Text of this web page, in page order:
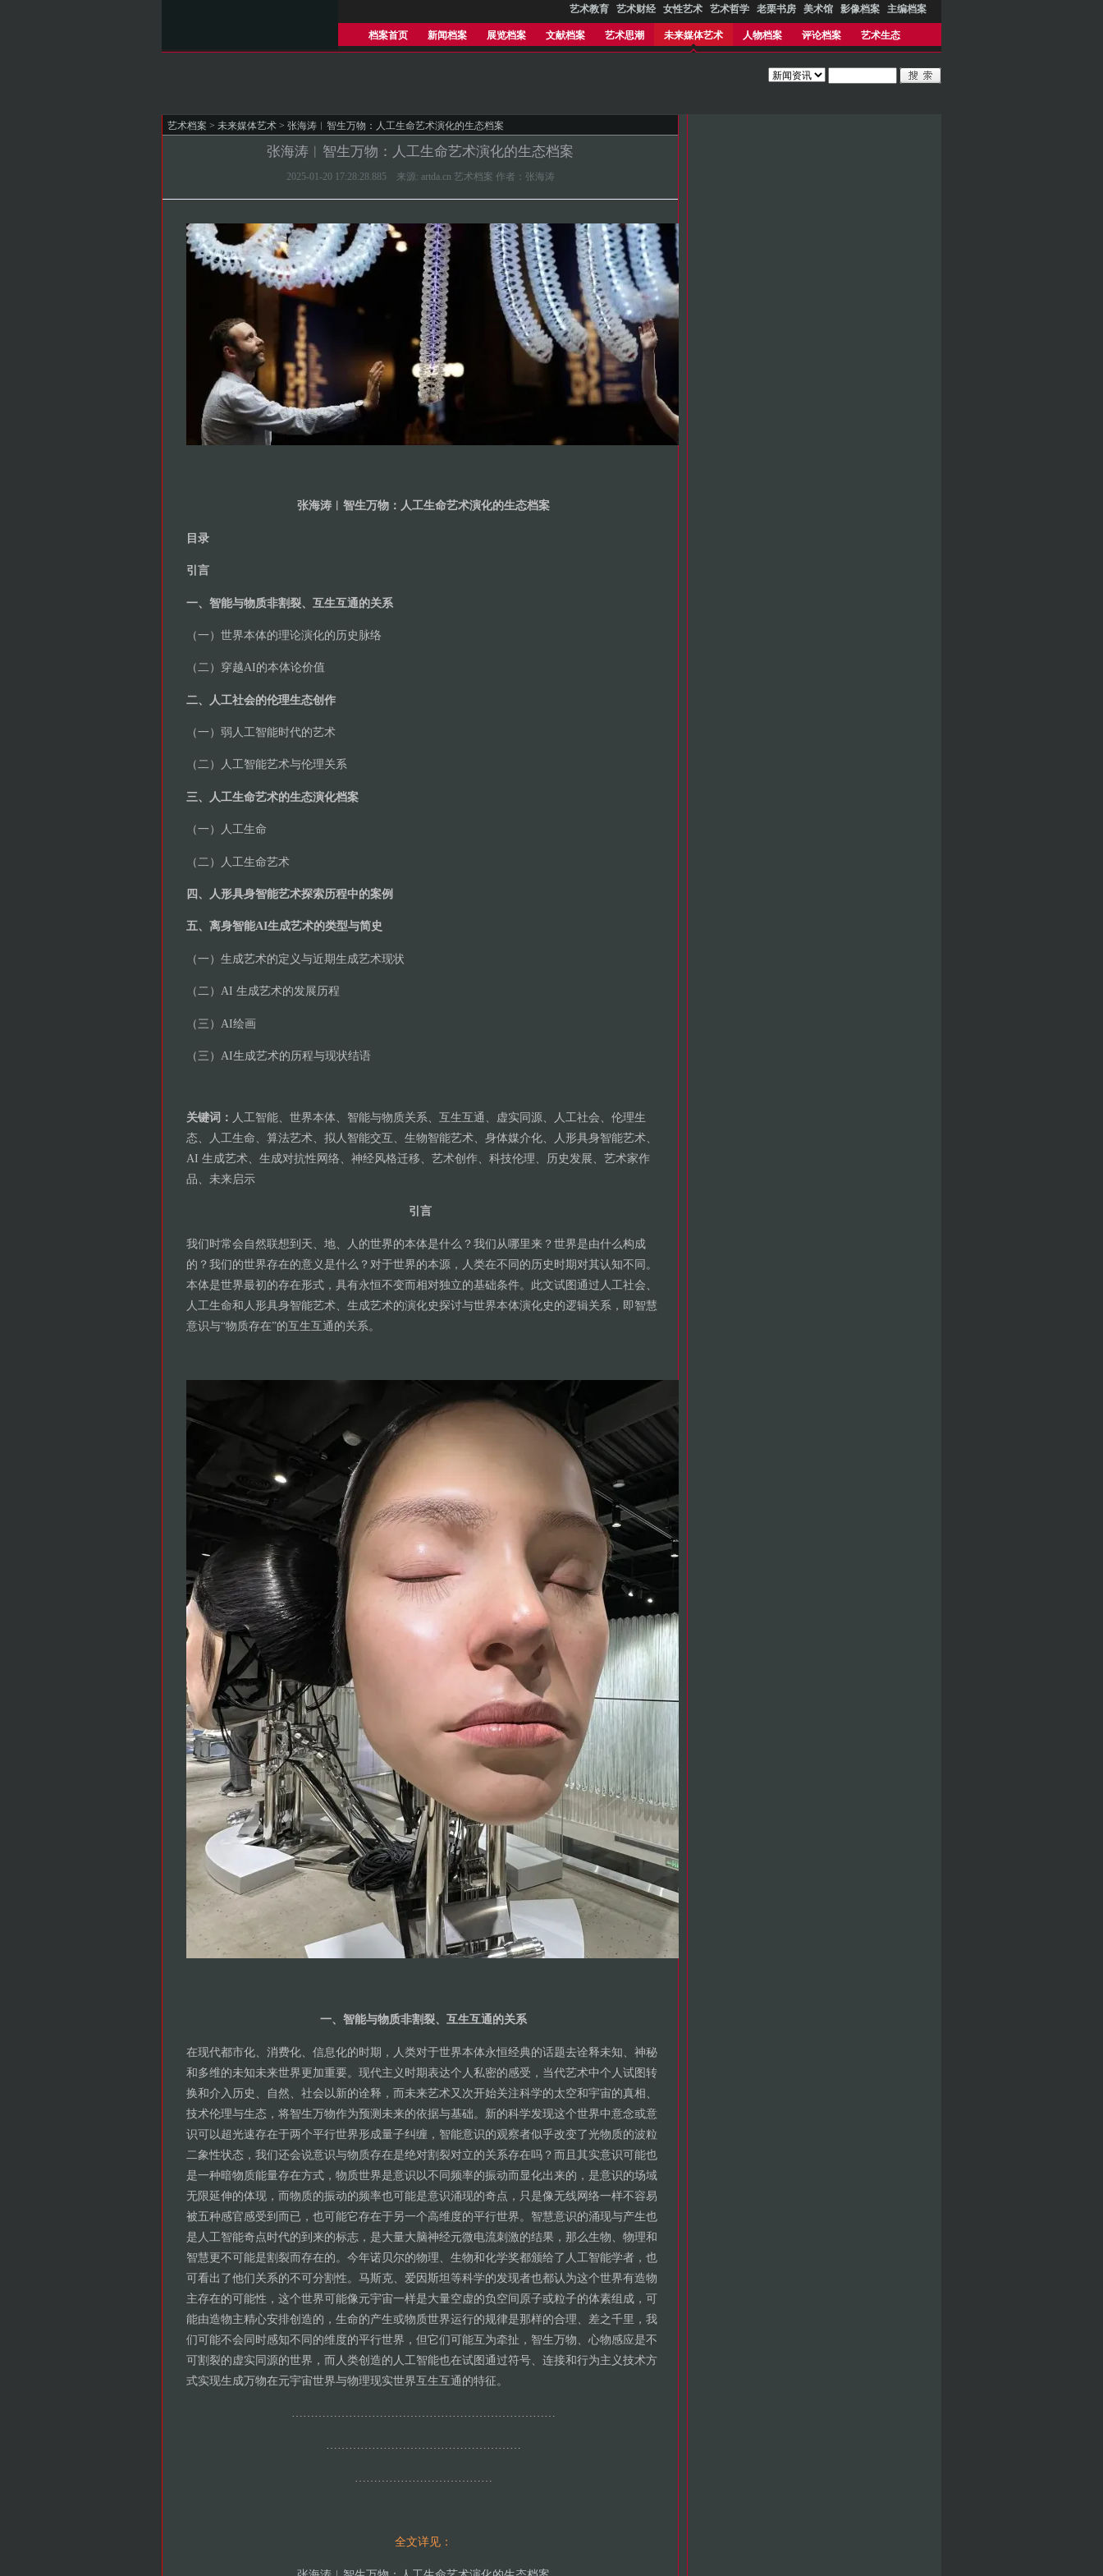
艺术教育 艺术财经 女性艺术 艺术哲学 老栗书房 美术馆 影像档案 主编档案
档案首页 新闻档案 展览档案 文献档案 艺术思潮 未来媒体艺术 人物档案 评论档案 艺术生态
艺术档案 > 未来媒体艺术 > 张海涛︱智生万物：人工生命艺术演化的生态档案
张海涛︱智生万物：人工生命艺术演化的生态档案
2025-01-20 17:28:28.885 来源: artda.cn 艺术档案 作者：张海涛
张海涛︱智生万物：人工生命艺术演化的生态档案
目录
引言
一、智能与物质非割裂、互生互通的关系
（一）世界本体的理论演化的历史脉络
（二）穿越AI的本体论价值
二、人工社会的伦理生态创作
（一）弱人工智能时代的艺术
（二）人工智能艺术与伦理关系
三、人工生命艺术的生态演化档案
（一）人工生命
（二）人工生命艺术
四、人形具身智能艺术探索历程中的案例
五、离身智能AI生成艺术的类型与简史
（一）生成艺术的定义与近期生成艺术现状
（二）AI 生成艺术的发展历程
（三）AI绘画
（三）AI生成艺术的历程与现状结语
关键词： 人工智能、世界本体、智能与物质关系、互生互通、虚实同源、人工社会、伦理生
态、人工生命、算法艺术、拟人智能交互、生物智能艺术、身体媒介化、人形具身智能艺术、
AI 生成艺术、生成对抗性网络、神经风格迁移、艺术创作、科技伦理、历史发展、艺术家作
品、未来启示
引言
我们时常会自然联想到天、地、人的世界的本体是什么？我们从哪里来？世界是由什么构成
的？我们的世界存在的意义是什么？对于世界的本源，人类在不同的历史时期对其认知不同。
本体是世界最初的存在形式，具有永恒不变而相对独立的基础条件。此文试图通过人工社会、
人工生命和人形具身智能艺术、生成艺术的演化史探讨与世界本体演化史的逻辑关系，即智慧
意识与“物质存在”的互生互通的关系。
一、智能与物质非割裂、互生互通的关系
在现代都市化、消费化、信息化的时期，人类对于世界本体永恒经典的话题去诠释未知、神秘
和多维的未知未来世界更加重要。现代主义时期表达个人私密的感受，当代艺术中个人试图转
换和介入历史、自然、社会以新的诠释，而未来艺术又次开始关注科学的太空和宇宙的真相、
技术伦理与生态，将智生万物作为预测未来的依据与基础。新的科学发现这个世界中意念或意
识可以超光速存在于两个平行世界形成量子纠缠，智能意识的观察者似乎改变了光物质的波粒
二象性状态，我们还会说意识与物质存在是绝对割裂对立的关系存在吗？而且其实意识可能也
是一种暗物质能量存在方式，物质世界是意识以不同频率的振动而显化出来的，是意识的场域
无限延伸的体现，而物质的振动的频率也可能是意识涌现的奇点，只是像无线网络一样不容易
被五种感官感受到而已，也可能它存在于另一个高维度的平行世界。智慧意识的涌现与产生也
是人工智能奇点时代的到来的标志，是大量大脑神经元微电流刺激的结果，那么生物、物理和
智慧更不可能是割裂而存在的。今年诺贝尔的物理、生物和化学奖都颁给了人工智能学者，也
可看出了他们关系的不可分割性。马斯克、爱因斯坦等科学的发现者也都认为这个世界有造物
主存在的可能性，这个世界可能像元宇宙一样是大量空虚的负空间原子或粒子的体素组成，可
能由造物主精心安排创造的，生命的产生或物质世界运行的规律是那样的合理、差之千里，我
们可能不会同时感知不同的维度的平行世界，但它们可能互为牵扯，智生万物、心物感应是不
可割裂的虚实同源的世界，而人类创造的人工智能也在试图通过符号、连接和行为主义技术方
式实现生成万物在元宇宙世界与物理现实世界互生互通的特征。
……………………………………………
全文详见：